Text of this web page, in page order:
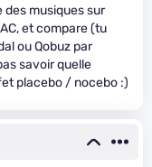
musiques sur
et compare (tu
ou Qobuz par
savoir quelle
placebo / nocebo :)